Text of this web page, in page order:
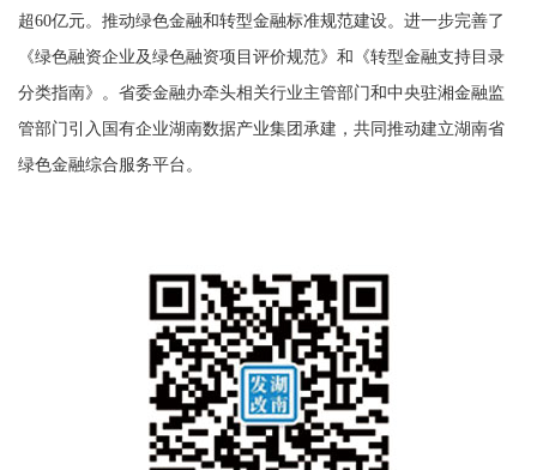
超60亿元。推动绿色金融和转型金融标准规范建设。进一步完善了
《绿色融资企业及绿色融资项目评价规范》和《转型金融支持目录
分类指南》。省委金融办牵头相关行业主管部门和中央驻湘金融监
管部门引入国有企业湖南数据产业集团承建，共同推动建立湖南省
绿色金融综合服务平台。